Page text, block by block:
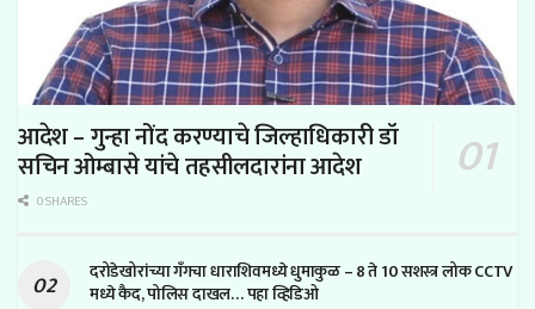
आदेश – गुन्हा नोंद करण्याचे जिल्हाधिकारी डॉ
सचिन ओम्बासे यांचे तहसीलदारांना आदेश
0 SHARES
दरोडेखोरांच्या गँगचा धाराशिवमध्ये धुमाकुळ – 8 ते 10 सशस्त्र लोक CCTV
मध्ये कैद, पोलिस दाखल… पहा व्हिडिओ